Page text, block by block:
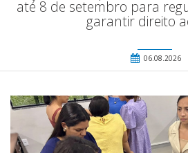
até 8 de setembro para
garantir direito
06.08.2026